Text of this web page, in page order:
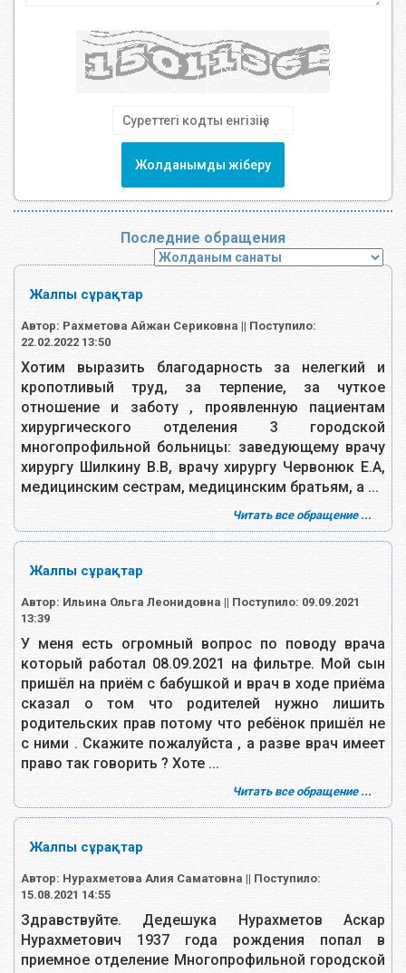
Жолданымды жіберу
Последние обращения
Жалпы сұрақтар
Автор: Рахметова Айжан Сериковна || Поступило:
22.02.2022 13:50
Хотим выразить благодарность за нелегкий и
кропотливый труд, за терпение, за чуткое
отношение и заботу , проявленную пациентам
хирургического отделения 3 городской
многопрофильной больницы: заведующему врачу
хирургу Шилкину В.В, врачу хирургу Червонюк Е.А,
медицинским сестрам, медицинским братьям, а ...
Читать все обращение ...
Жалпы сұрақтар
Автор: Ильина Ольга Леонидовна || Поступило: 09.09.2021
13:39
У меня есть огромный вопрос по поводу врача
который работал 08.09.2021 на фильтре. Мой сын
пришёл на приём с бабушкой и врач в ходе приёма
сказал о том что родителей нужно лишить
родительских прав потому что ребёнок пришёл не
с ними . Скажите пожалуйста , а разве врач имеет
право так говорить ? Хоте ...
Читать все обращение ...
Жалпы сұрақтар
Автор: Нурахметова Алия Саматовна || Поступило:
15.08.2021 14:55
Здравствуйте. Дедешука Нурахметов Аскар
Нурахметович 1937 года рождения попал в
приемное отделение Многопрофильной городской